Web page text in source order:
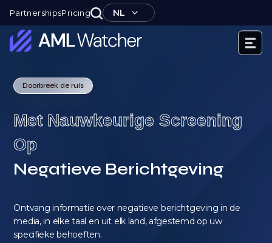
PartnershipsPricing NL
naar
inhoud
Doorbreek de ruis
Met Nauwkeurige Screening
Op
Negatieve Berichtgeving
Ontvang informatie over negatieve berichtgeving in de
media, in elke taal en uit elk land, afgestemd op uw
specifieke behoeften.